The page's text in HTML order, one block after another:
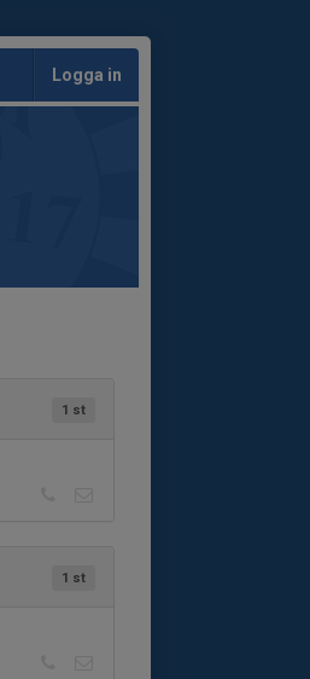
Logga in
1 st
1 st